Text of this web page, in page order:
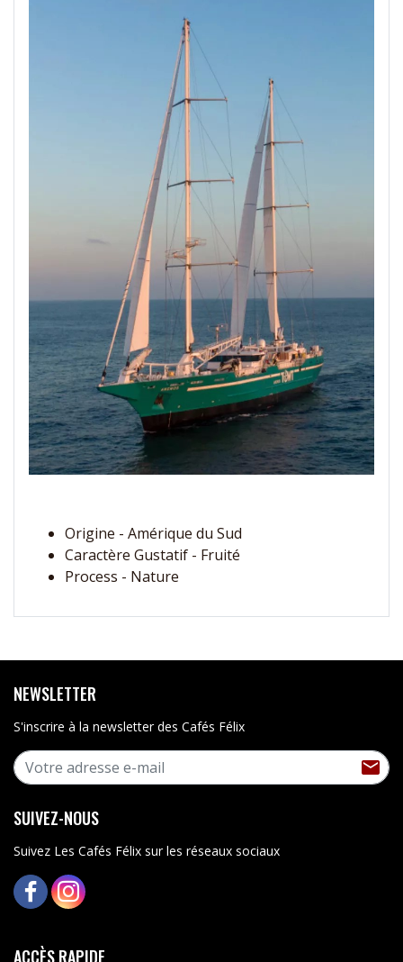
Origine - Amérique du Sud
Caractère Gustatif - Fruité
Process - Nature
NEWSLETTER
S'inscrire à la newsletter des Cafés Félix

SUIVEZ-NOUS
Suivez Les Cafés Félix sur les réseaux sociaux
FACEBOOKINSTAGRAM
ACCÈS RAPIDE